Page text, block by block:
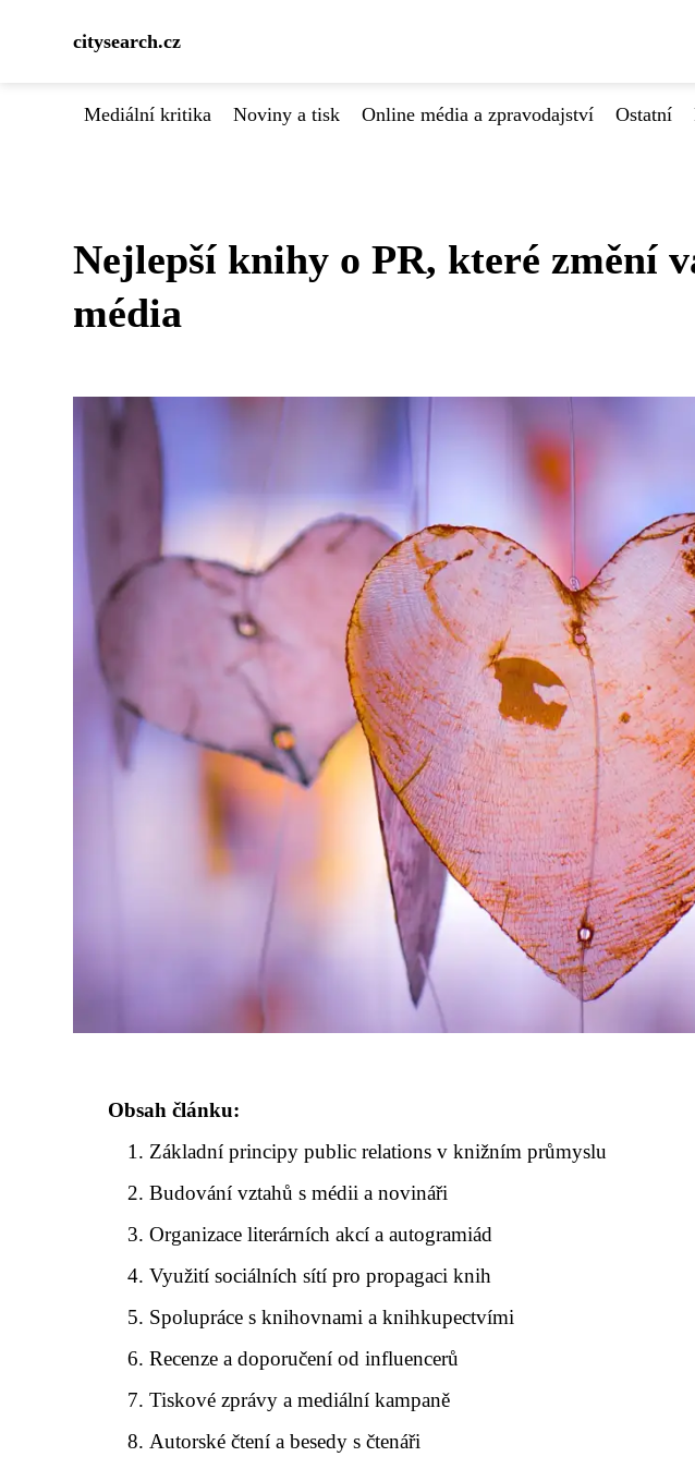
citysearch.cz
Mediální kritika Noviny a tisk Online média a zpravodajství Ostatní
Nejlepší knihy o PR, které změní
média
Obsah článku:
Základní principy public relations v knižním průmyslu
Budování vztahů s médii a novináři
Organizace literárních akcí a autogramiád
Využití sociálních sítí pro propagaci knih
Spolupráce s knihovnami a knihkupectvími
Recenze a doporučení od influencerů
Tiskové zprávy a mediální kampaně
Autorské čtení a besedy s čtenáři